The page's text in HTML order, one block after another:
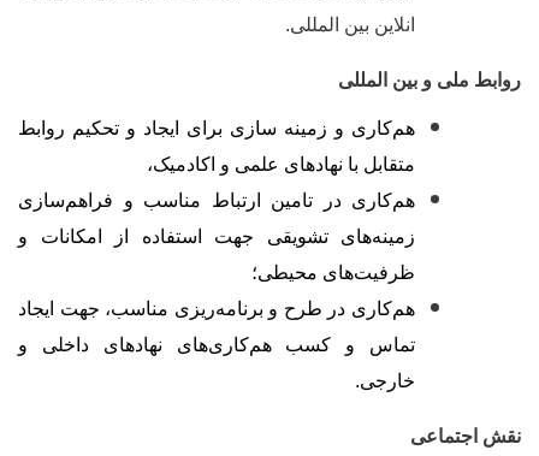
انلاین بین المللی.
ملی و بین المللی
هم‌کاری و زمینه سازی برای ایجاد و تحکیم روابط
متقابل با نهادهای علمی و اکادمیک،
هم‌کاری در تامین ارتباط مناسب و فراهم سازی
زمینههای تشویقی جهت استفاده از امکانات و
ظرفیتهای محیطی؛
هم‌کاری در طرح و برنامه‌ریزی مناسب، جهت ایجاد
تماس و کسب هم‌کاری‌های نهادهای داخلی و
خارجی.
اجتماعی